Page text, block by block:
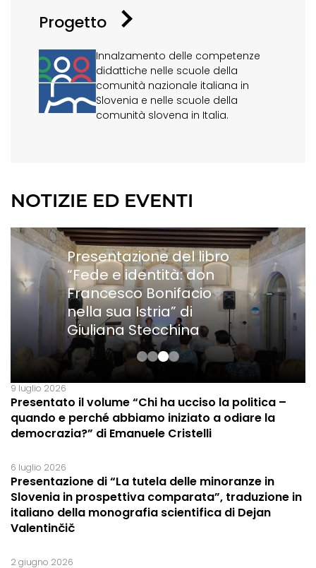
Progetto
Innalzamento delle competenze
didattiche nelle scuole della
comunità nazionale italiana in
Slovenia e nelle scuole della
comunità slovena in Italia.
NOTIZIE ED EVENTI
Presentazione del libro
“Fede e identità: don
Francesco Bonifacio
nella sua Istria” di
Giuliana Stecchina
9 luglio 2026
Presentato il volume “Chi ha ucciso la politica –
quando e perché abbiamo iniziato a odiare la
democrazia?” di Emanuele Cristelli
6 luglio 2026
Presentazione di “La tutela delle minoranze in
Slovenia in prospettiva comparata”, traduzione in
italiano della monografia scientifica di Dejan
Valentinčič
2 giugno 2026